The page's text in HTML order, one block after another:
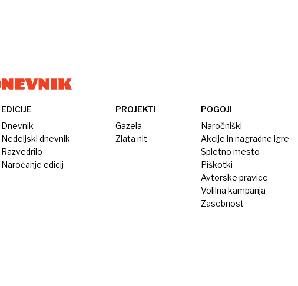
EDICIJE
Dnevnik
Nedeljski dnevnik
Razvedrilo
Naročanje edicij
PROJEKTI
Gazela
Zlata nit
POGOJI
Naročniški
Akcije in nagradne igre
Spletno mesto
Piškotki
Avtorske pravice
Volilna kampanja
Zasebnost